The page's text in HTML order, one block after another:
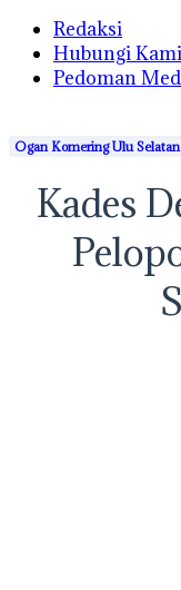
Redaksi
Hubungi Kami
Pedoman
Ogan Komering Ulu Selatan
Kades